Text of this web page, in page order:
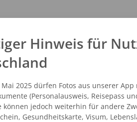
- 20964835
Hinweis für
Mai 2025 dürfen Fotos aus unserer
(Personalausweis, Reisepass
können jedoch weiterhin für andere
Gesundheitskarte, Visum,